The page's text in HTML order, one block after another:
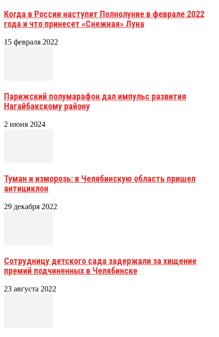
Когда в России наступит Полнолуние в феврале 2022
года и что принесет «Снежная» Луна
15 февраля 2022
Парижский полумарафон дал импульс развития
Нагайбакскому району
2 июня 2024
Туман и изморозь: в Челябинскую область пришел
антициклон
29 декабря 2022
Сотрудницу детского сада задержали за хищение
премий подчиненных в Челябинске
23 августа 2022